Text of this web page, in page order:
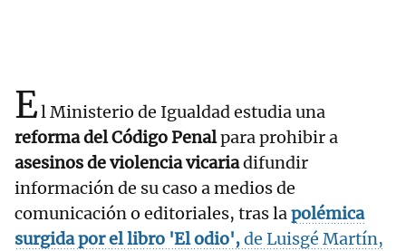
El Ministerio de Igualdad estudia una
reforma del Código Penalpara prohibir a
asesinos de violencia vicariadifundir
información de su caso a medios de
comunicación o editoriales, tras lapolémica
surgida por el libro 'El odio',de Luisgé Martín,